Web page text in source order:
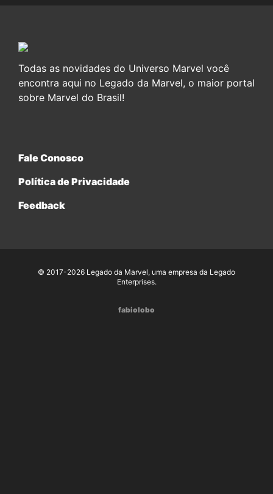
Todas as novidades do Universo Marvel você
encontra aqui no Legado da Marvel, o maior portal
sobre Marvel do Brasil!
Fale Conosco
Política de Privacidade
Feedback
© 2017-2026 Legado da Marvel, uma empresa da Legado
Enterprises.
fabiolobo